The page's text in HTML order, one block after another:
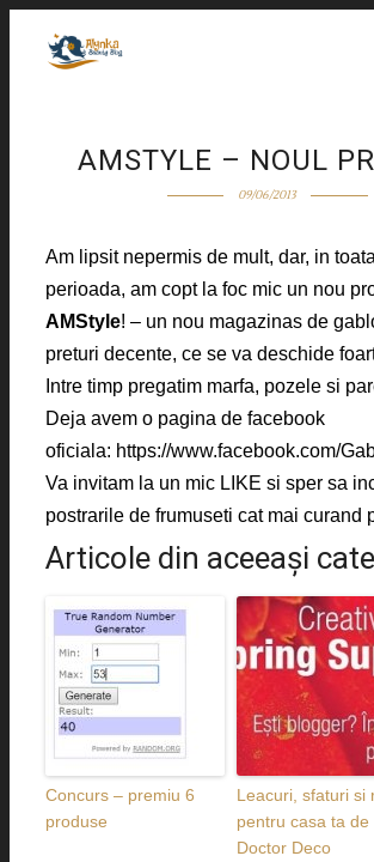
AMSTYLE – NOUL
09/06/2013
Am lipsit nepermis de mult, dar, in
perioada, am copt la foc mic un nou
AMStyle! – un nou magazinas de
preturi decente, ce se va deschide
Intre timp pregatim marfa, pozele si
Deja avem o pagina de facebook
oficiala: https://www.facebook.com/
Va invitam la un mic LIKE si sper sa
postrarile de frumuseti cat mai curand
Articole din aceeaşi
Concurs – premiu 6
produse
Leacuri, sfaturi si
pentru casa ta de
Doctor Deco